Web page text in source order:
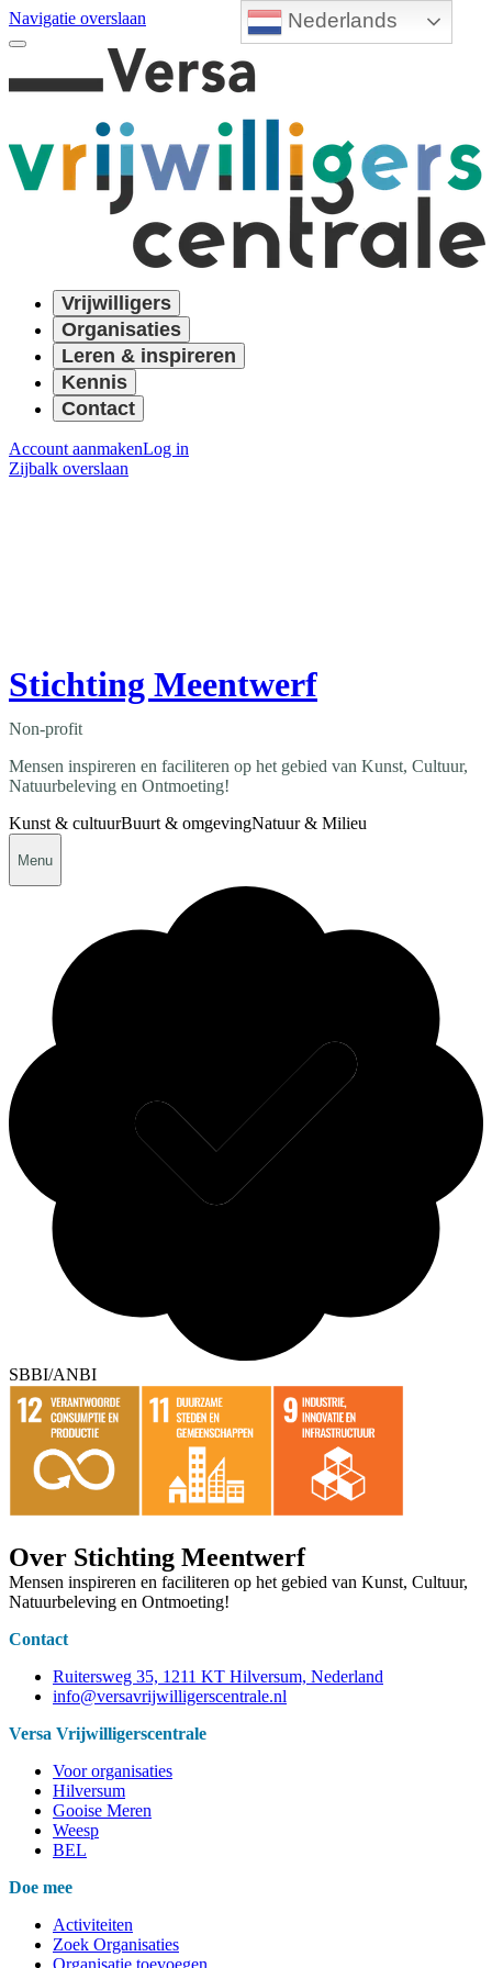
Nederlands
Navigatie overslaan
Vrijwilligers
Organisaties
Leren & inspireren
Kennis
Contact
Account aanmakenLog in
Zijbalk overslaan
Stichting Meentwerf
Non-profit
Mensen inspireren en faciliteren op het gebied van Kunst, Cultuur,
Natuurbeleving en Ontmoeting!
Kunst & cultuurBuurt & omgevingNatuur & Milieu
Menu
SBBI/ANBI
Over Stichting Meentwerf
Mensen inspireren en faciliteren op het gebied van Kunst, Cultuur,
Natuurbeleving en Ontmoeting!
Contact
Ruitersweg 35, 1211 KT Hilversum, Nederland
info@versavrijwilligerscentrale.nl
Versa Vrijwilligerscentrale
Voor organisaties
Hilversum
Gooise Meren
Weesp
BEL
Doe mee
Activiteiten
Zoek Organisaties
Organisatie toevoegen